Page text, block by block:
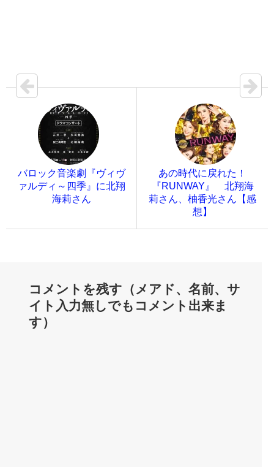
バロック音楽劇『ヴィヴ
ァルディ～四季』に北翔
海莉さん
あの時代に戻れた！
『RUNWAY』 北翔海
莉さん、柚香光さん【感
想】
コメントを残す（メアド、名前、サ
イト入力無しでもコメント出来ま
す）